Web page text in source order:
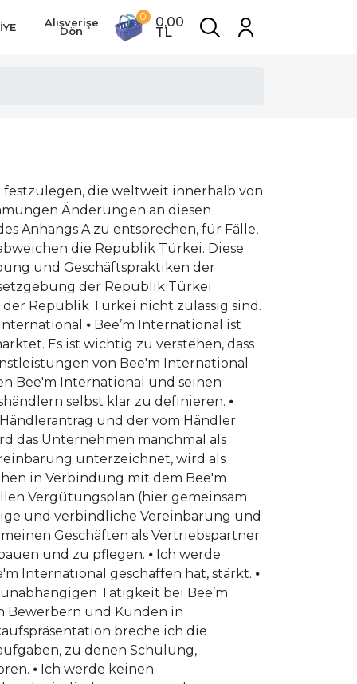
Alışverişe
Dön
0 0,00
TL
den Tag legen, das sich negativ auf Bee’s International oder einen anderen Vertriebspartner auswirkt oder ihm schadet. ABSCHNITT 2 – WERDEN SIE EIN BEE’M INTERNATIONAL-VERTRIEBSPARTNER ⦁ Registrierung ⦁ Bewerbungsbedingungen. Bewerber, die Bee'm International-Vertriebspartner werden möchten, müssen: (i) mindestens 18 Jahre alt sein (oder das im Land der Registrierung vorgeschriebene Mindestalter), wenn es sich um eine natürliche Person handelt, oder, wenn es sich um eine juristische Person handelt, eine ordnungsgemäß registrierte Person und aktive Organisation in dem Land, in dem sie tätig ist; (ii) anderweitig berechtigt ist, im Wohnsitzland Direktvertriebsaktivitäten durchzuführen; (iii) eine wahrheitsgemäß ausgefüllte Vertriebsvereinbarung vorlegen, die für das Unternehmen akzeptabel ist, und (iv) ein Starter-Kit erwerben, sofern dies nicht gesetzlich verboten ist; Um die vollen Vorteile des Vergütungsplans zu erhalten, muss der Vertriebspartner 30 PV verdienen (durch Verkäufe an Kunden oder persönliche Einkäufe). ⦁ Bewerbung. Der Vertriebspartner, der die Vertriebspartnervereinbarung unterzeichnet und bei Bee'm International einreicht, bewirbt sich als unabhängiger Vertriebspartner von Bee'm International. Vorbehaltlich der in Abschnitt 2.1.3 dargelegten Rechte und wenn festgestellt wird, dass der Antragsteller für einen Vertriebspartnerantrag berechtigt ist, wird der Antrag am Tag seines Eingangs genehmigt. Nach der Genehmigung wird Bee’m International eine Vertriebsgesellschaft gründen. ⦁ Elektronische Registrierung. 2 Geändert in Anhang A.19. 3 Geändert in Anhang A.3. ⦁ Unterschrift und Bestätigung Im Rahmen Ihrer Bee’m International-Beziehung möchten wir sicherstellen, dass Sie über alle Informationen verfügen, die Sie für die effektive Verwaltung Ihrer Vertriebspartnerschaft elektronisch oder über Ihr virtuelles Backoffice benötigen. Für die elektronische Auskunftserteilung benötigen wir Ihr vorheriges Einverständnis. Diese Einwilligung haben Sie bei der elektronischen Anmeldung erteilt. Sie haben auch der Verwendung elektronischer Aufzeichnungen und Signaturen in unserer Beziehung zu Ihnen zugestimmt. Daher müssen Sie vor der Registrierung die unten aufgeführten Bedingungen lesen und ihnen zustimmen. ⦁ Vertriebsvereinbarung und elektronische Registrierung. Die gesamte Vereinbarung zwischen Ihnen und uns wird in einer „elektronischen Aufzeichnung“ wie hierin beschrieben dokumentiert. Sie haben Ihr Einverständnis mit den Allgemeinen Geschäftsbedingungen, den Richtlinien und Verfahren von Bee’m International und dem Finanzprämienplan elektronisch bestätigt. Diese drei Dokumente stellen die „Vertriebsvereinbarung“ dar und wurden Ihnen bei Ihrer Anmeldung vorgelegt. ⦁ Formulare und Transaktionen. Wenn Sie Vertriebshändler werden, erfolgen Produktbestellungen und Dienstleistungen in elektronischer Form. Zusätzlich zur Vertriebspart